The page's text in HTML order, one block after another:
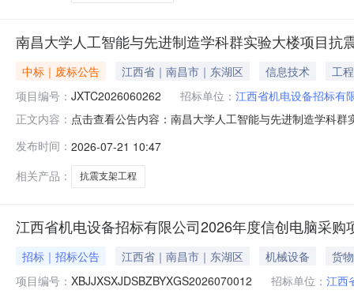
南昌大学人工智能与先进制造学科群实验大楼项目抗
中标｜废标公告 江西省｜南昌市｜东湖区 信息技术
工程
项目编号： JXTC2026060262 招标单位： 江西省机电设备招标有
正文内容： 点击查看公告内容：南昌大学人工智能与先进制造学科
发布时间： 2026-07-21 10:47
相关产品：
抗震支架工程
江西省机电设备招标有限公司2026年度信创电脑采购
招标｜招标公告 江西省｜南昌市｜东湖区 机械设备
货物
项目编号： XBJJXSXJDSBZBYXGS2026070012 招标单位： 江西